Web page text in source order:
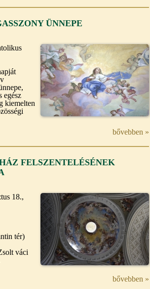
ÜNNEPE
egész
kiemelten
bővebben »
FELSZENTELÉSÉNEK
18.,
tér)
váci
bővebben »